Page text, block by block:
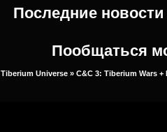
Последние
Пообщаться
Tiberium Universe » C&C 3: Tiberium Wars +